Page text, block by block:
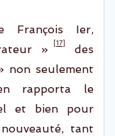
Ier,
» [17] des
non seulement
rapporta le
et bien pour
nouveauté, tant